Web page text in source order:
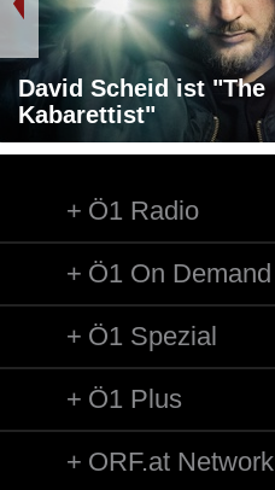
David Scheid ist "The
Kabarettist"
Ö1 Radio
Ö1 On Demand
Ö1 Spezial
Ö1 Plus
ORF.at Network